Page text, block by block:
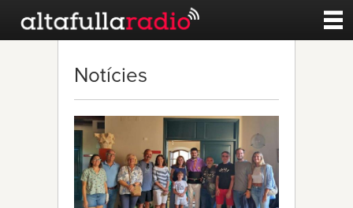
Esports
Noticies
Notícies